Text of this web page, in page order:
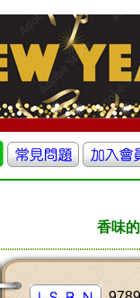
香味